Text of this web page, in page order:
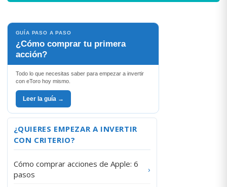
GUÍA PASO A PASO
¿Cómo comprar tu primera
acción?
Todo lo que necesitas saber para empezar a invertir
con eToro hoy mismo.
Leer la guía →
¿QUIERES EMPEZAR A INVERTIR
CON CRITERIO?
Cómo comprar acciones de Apple: 6
pasos
›